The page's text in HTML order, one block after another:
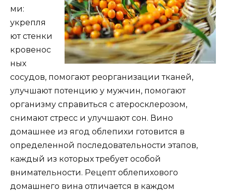
ми:
укрепля
ют стенки
кровенос
ных
сосудов, помогают реорганизации тканей,
улучшают потенцию у мужчин, помогают
организму справиться с атеросклерозом,
снимают стресс и улучшают сон. Вино
домашнее из ягод облепихи готовится в
определенной последовательности этапов,
каждый из которых требует особой
внимательности. Рецепт облепихового
домашнего вина отличается в каждом